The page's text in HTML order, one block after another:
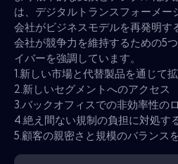
は、デジタルトランスフォーメー
会社がビジネスモデルを再発明す
会社が競争力を維持するための5
イバーを強調しています。
1.新しい市場と代替製品を通じて
2.新しいセグメントへのアクセス
3.バックオフィスでの非効率性の
4.絶え間ない規制の負担に対処す
5.顧客の親密さと規模のバランス